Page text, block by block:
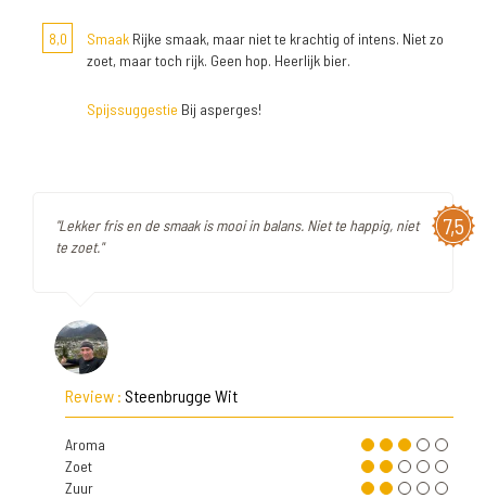
8,0 Smaak Rijke smaak, maar niet te krachtig of intens. Niet zo
zoet, maar toch rijk. Geen hop. Heerlijk bier.
Spijssuggestie Bij asperges!
7,5
"Lekker fris en de smaak is mooi in balans. Niet te happig, niet
te zoet."
Review : Steenbrugge Wit
Aroma
Zoet
Zuur